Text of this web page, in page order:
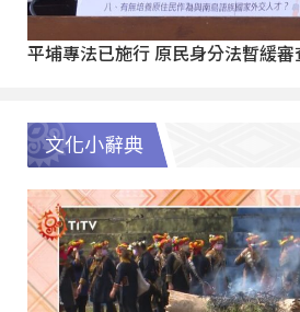
平埔專法已施行 原民身分法暫緩審
文化小辭典